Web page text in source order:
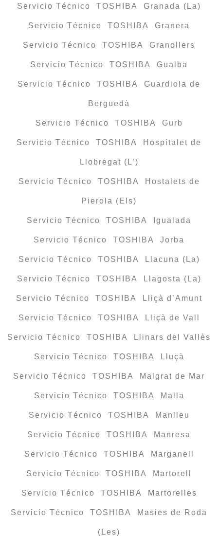
Servicio Técnico TOSHIBA Granada (La)
Servicio Técnico TOSHIBA Granera
Servicio Técnico TOSHIBA Granollers
Servicio Técnico TOSHIBA Gualba
Servicio Técnico TOSHIBA Guardiola de
Berguedà
Servicio Técnico TOSHIBA Gurb
Servicio Técnico TOSHIBA Hospitalet de
Llobregat (L’)
Servicio Técnico TOSHIBA Hostalets de
Pierola (Els)
Servicio Técnico TOSHIBA Igualada
Servicio Técnico TOSHIBA Jorba
Servicio Técnico TOSHIBA Llacuna (La)
Servicio Técnico TOSHIBA Llagosta (La)
Servicio Técnico TOSHIBA Lliçà d’Amunt
Servicio Técnico TOSHIBA Lliçà de Vall
Servicio Técnico TOSHIBA Llinars del Vallès
Servicio Técnico TOSHIBA Lluçà
Servicio Técnico TOSHIBA Malgrat de Mar
Servicio Técnico TOSHIBA Malla
Servicio Técnico TOSHIBA Manlleu
Servicio Técnico TOSHIBA Manresa
Servicio Técnico TOSHIBA Marganell
Servicio Técnico TOSHIBA Martorell
Servicio Técnico TOSHIBA Martorelles
Servicio Técnico TOSHIBA Masies de Roda
(Les)